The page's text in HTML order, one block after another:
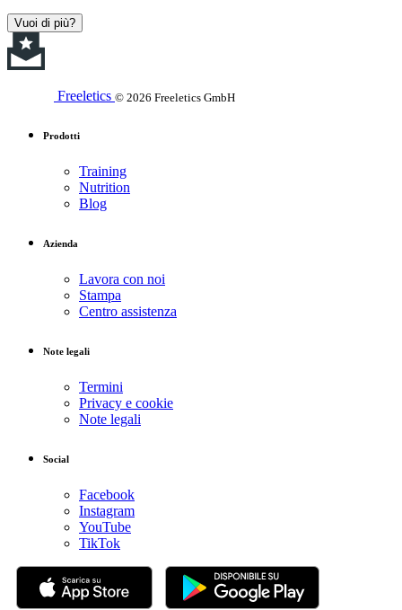
Vuoi di più?
Freeletics © 2026 Freeletics GmbH
Prodotti
Training
Nutrition
Blog
Azienda
Lavora con noi
Stampa
Centro assistenza
Note legali
Termini
Privacy e cookie
Note legali
Social
Facebook
Instagram
YouTube
TikTok